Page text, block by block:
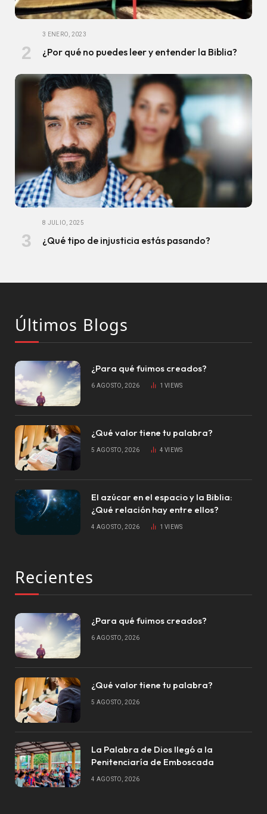
3 ENERO, 2023
¿Por qué no puedes leer y entender la Biblia?
8 JULIO, 2025
¿Qué tipo de injusticia estás pasando?
Últimos Blogs
¿Para qué fuimos creados?
6 AGOSTO, 2026 1VIEWS
¿Qué valor tiene tu palabra?
5 AGOSTO, 2026 4VIEWS
El azúcar en el espacio y la Biblia:
¿Qué relación hay entre ellos?
4 AGOSTO, 2026 1VIEWS
Recientes
¿Para qué fuimos creados?
6 AGOSTO, 2026
¿Qué valor tiene tu palabra?
5 AGOSTO, 2026
La Palabra de Dios llegó a la
Penitenciaría de Emboscada
4 AGOSTO, 2026